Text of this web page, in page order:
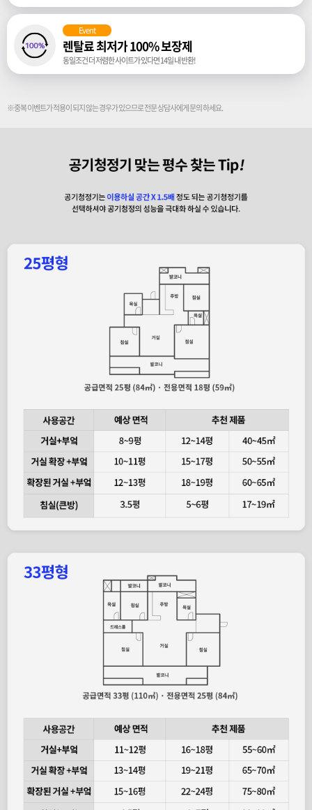
Event
렌탈료 최저가 100% 보장제
동일조건 더 저렴한 사이트가 있다면 14일 내 반환!
※중복 이벤트가 적용이 되지 않는 경우가 있으므로 전문 상담사에게 문의 하세요.